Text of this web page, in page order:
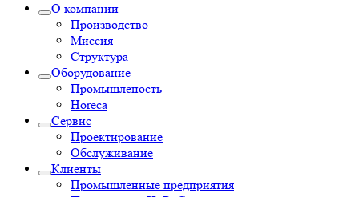
О компании
Производство
Миссия
Структура
Оборудование
Промышленость
Horeca
Сервис
Проектирование
Обслуживание
Клиенты
Промышленные предприятия